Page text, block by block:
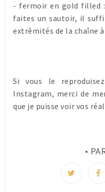
- fermoir en gold filled :
faites un sautoir, il
extrêmités de la chaîne
Si vous le
Instagram, merci de
que je puisse voir vos
•